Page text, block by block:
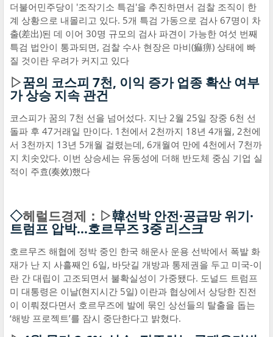
더불어민주당이 '조작기소 특검'을 추진하면서 검찰 조직이 한
계 상황으로 내몰리고 있다. 5개 특검 가동으로 검사 67명이 차
출(差出)된 데 이어 30명 규모의 검사 파견이 가능한 여섯 번째
특검 법안이 통과되면, 검찰 수사 현장은 마비(痲痹) 상태에 빠
질 것이란 우려가 커지고 있다
▷꿈의 코스피 7천, 이익 증가 업종 확산 여부
가 상승 지속 관건
코스피가 꿈의 7천 선을 넘어섰다. 지난 2월 25일 장중 6천 선
돌파 후 47거래일 만이다. 1천에서 2천까지 18년 4개월, 2천에
서 3천까지 13년 5개월 걸렸는데, 6개월여 만에 4천에서 7천까
지 치솟았다. 이번 상승세는 유동성에 더해 반도체 중심 기업 실
적이 주효(奏效)했다
◇헤럴드경제：▷韓선박 안전·공급망 위기·
트럼프 압박…호르무즈 3중 리스크
호르무즈 해협에 정박 중인 한국 해운사 운용 선박에서 폭발 화
재가 난 지 사흘째인 6일, 바닷길 개방과 통제권을 두고 미국-이
란 간 대립이 고조되면서 불확실성이 가중됐다. 도널드 트럼프
미 대통령은 이날(현지시간 5일) 이란과 협상에서 상당한 진전
이 이뤄졌다면서 호르무즈에 발에 묶인 상선들의 탈출을 돕는
‘해방 프로젝트’를 잠시 중단한다고 밝혔다.